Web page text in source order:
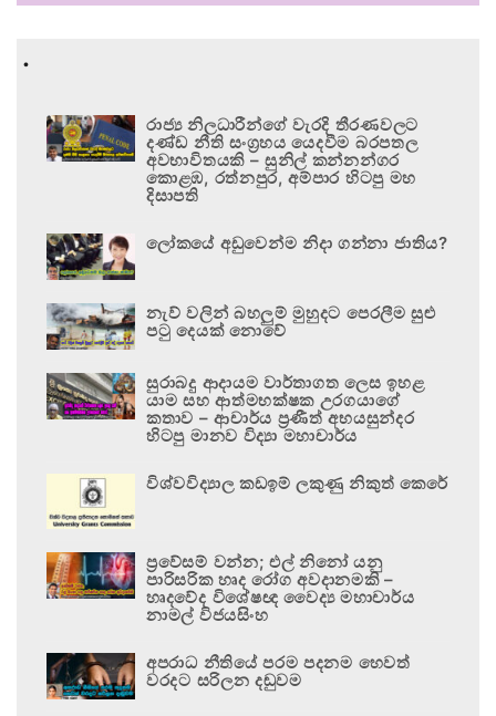
.
රාජ්‍ය නිලධාරීන්ගේ වැරදි තීරණවලට
දණ්ඩ නීති සංග්‍රහය යෙදවීම බරපතල
අවභාවිතයකි – සුනිල් කන්නන්ගර
කොළඹ, රත්නපුර, අම්පාර හිටපු මහ
දිසාපති
ලෝකයේ අඩුවෙන්ම නිදා ගන්නා ජාතිය?
නැව් වලින් බහලුම් මුහුදට පෙරලීම සුළු
පටු දෙයක් නොවේ
සුරාබදු ආදායම වාර්තාගත ලෙස ඉහළ
යාම සහ ආත්මභක්ෂක උරගයාගේ
කතාව – ආචාර්ය ප්‍රණීත් අභයසුන්දර
හිටපු මානව විද්‍යා මහාචාර්ය
විශ්වවිද්‍යාල කඩඉම් ලකුණු නිකුත් කෙරේ
ප්‍රවේසම් වන්න; එල් නිනෝ යනු
පාරිසරික හෘද රෝග අවදානමකි –
හෘදවේද විශේෂඥ වෛද්‍ය මහාචාර්ය
නාමල් විජයසිංහ
අපරාධ නීතියේ පරම පදනම හෙවත්
වරදට සරිලන දඬුවම